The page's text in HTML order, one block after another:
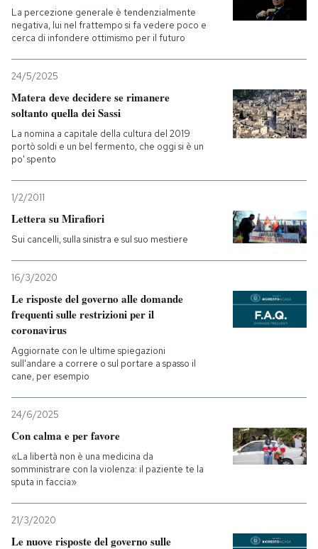
La percezione generale è tendenzialmente
negativa, lui nel frattempo si fa vedere poco e
cerca di infondere ottimismo per il futuro
24/5/2025
Matera deve decidere se rimanere
soltanto quella dei Sassi
La nomina a capitale della cultura del 2019
portò soldi e un bel fermento, che oggi si è un
po' spento
1/2/2011
Lettera su Mirafiori
Sui cancelli, sulla sinistra e sul suo mestiere
16/3/2020
Le risposte del governo alle domande
frequenti sulle restrizioni per il
coronavirus
Aggiornate con le ultime spiegazioni
sull'andare a correre o sul portare a spasso il
cane, per esempio
24/6/2025
Con calma e per favore
«La libertà non è una medicina da
somministrare con la violenza: il paziente te la
sputa in faccia»
21/3/2020
Le nuove risposte del governo sulle